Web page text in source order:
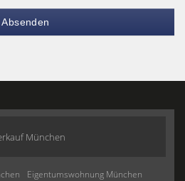
Absenden
München
Eigentumswohnung München